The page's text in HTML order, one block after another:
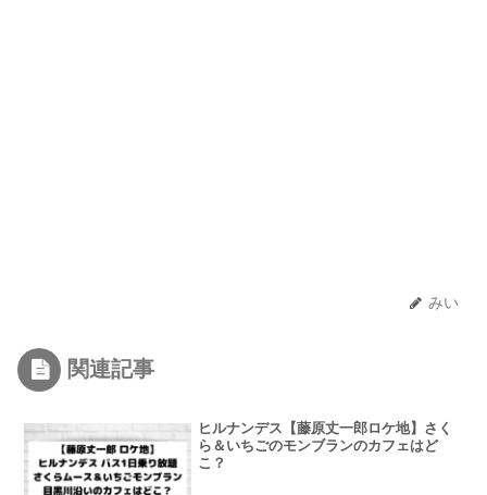
みい
関連記事
ヒルナンデス【藤原丈一郎ロケ地】さく
ら＆いちごのモンブランのカフェはど
こ？